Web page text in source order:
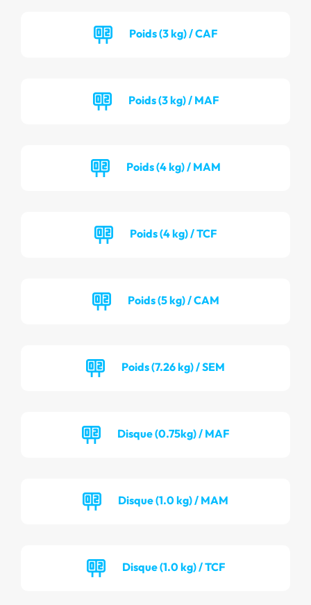
Poids (3 kg) / CAF
Poids (3 kg) / MAF
Poids (4 kg) / MAM
Poids (4 kg) / TCF
Poids (5 kg) / CAM
Poids (7.26 kg) / SEM
Disque (0.75kg) / MAF
Disque (1.0 kg) / MAM
Disque (1.0 kg) / TCF